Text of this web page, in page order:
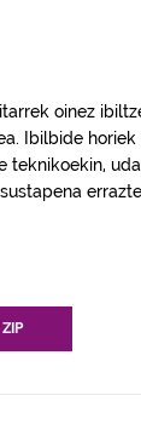
oinez
Ibilbide horiek
teknikoekin,
ZIP